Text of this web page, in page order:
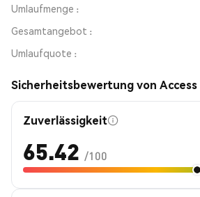
Umlaufmenge
Gesamtangebot
Umlaufquote
Sicherheitsbewertung von Access
Zuverlässigkeit
65.42 /100